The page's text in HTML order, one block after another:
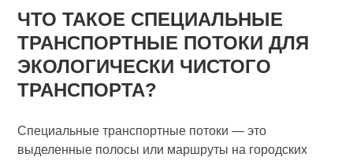
ЧТО ТАКОЕ СПЕЦИАЛЬНЫЕ
ТРАНСПОРТНЫЕ ПОТОКИ ДЛЯ
ЭКОЛОГИЧЕСКИ ЧИСТОГО
ТРАНСПОРТА?
Специальные транспортные потоки — это
выделенные полосы или маршруты на городских